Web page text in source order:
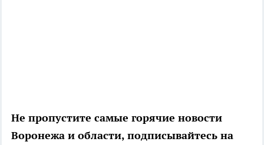
Не пропустите самые горячие новости
Воронежа и области, подписывайтесь на